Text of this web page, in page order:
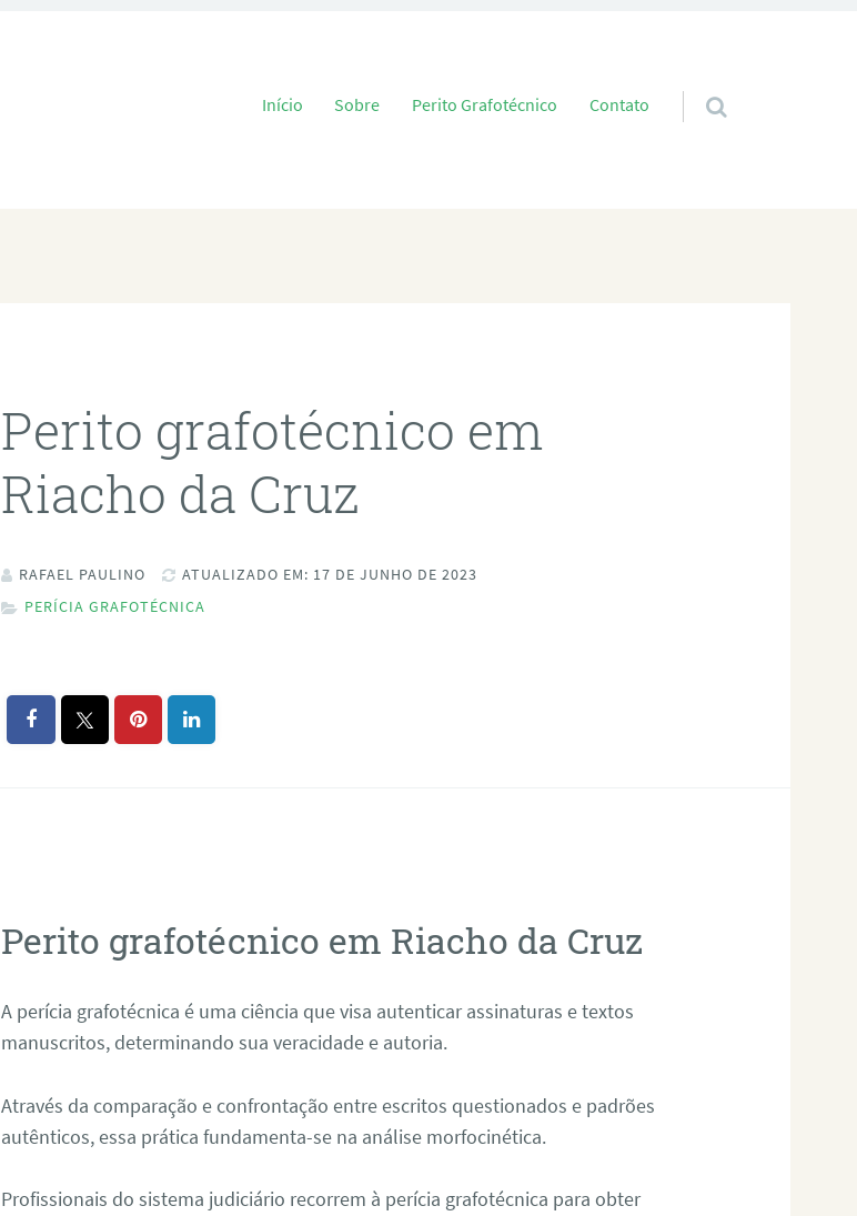
Pular para o conteúdo
Início Sobre Perito Grafotécnico Contato
Perito grafotécnico em
Riacho da Cruz
RAFAEL PAULINO
ATUALIZADO EM: 17 DE JUNHO DE 2023
PERÍCIA GRAFOTÉCNICA
Perito grafotécnico em Riacho da Cruz
A perícia grafotécnica é uma ciência que visa autenticar assinaturas e textos
manuscritos, determinando sua veracidade e autoria.
Através da comparação e confrontação entre escritos questionados e padrões
autênticos, essa prática fundamenta-se na análise morfocinética.
Profissionais do sistema judiciário recorrem à perícia grafotécnica para obter